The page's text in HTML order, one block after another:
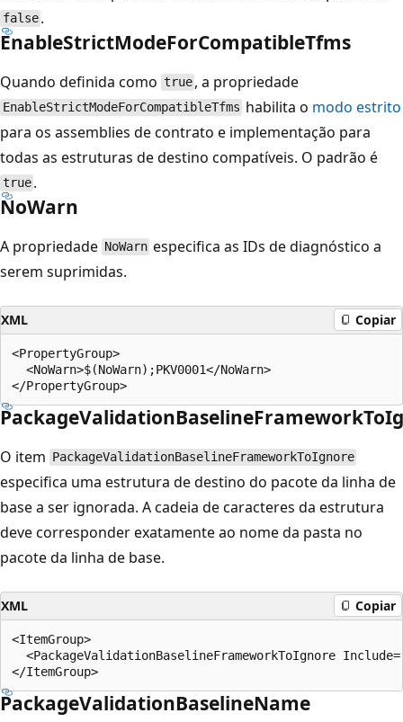
false .
EnableStrictModeForCompatibleTfms
Quando definida como true , a propriedade
EnableStrictModeForCompatibleTfms habilita o modo estrito
para os assemblies de contrato e implementação para
todas as estruturas de destino compatíveis. O padrão é
true .
NoWarn
A propriedade NoWarn especifica as IDs de diagnóstico a
serem suprimidas.
XML Copiar
<PropertyGroup>
  <NoWarn>$(NoWarn);PKV0001</NoWarn>
O item PackageValidationBaselineFrameworkToIgnore
especifica uma estrutura de destino do pacote da linha de
base a ser ignorada. A cadeia de caracteres da estrutura
deve corresponder exatamente ao nome da pasta no
pacote da linha de base.
XML Copiar
<ItemGroup>
<PackageValidationBaselineFrameworkToIgnore
PackageValidationBaselineName